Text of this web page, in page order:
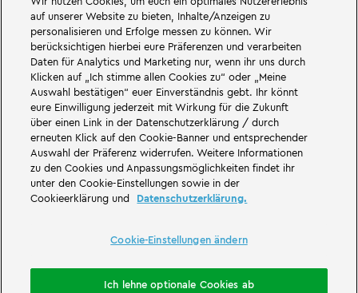
Großartiges erwartet euch in den Abenteuerwelten des Familien- und
Freizeitparks LEGOLAND Deutschland in Bayern. Erlebt spannende
Attraktionenund jede Menge LEGO® Spaß. LEGOLAND Deutschland Resort
ist einFreizeitparkfür Familien mit Kindern zwischen zwei und 12 Jahren.
Der LEGOLAND Park liegt bei Günzburg in Bayern. LEGOLAND Deutschland
ist einer der größten Freizeitparks in Bayern und einer der bekanntesten
und beliebtesten Freizeitparks in Deutschland. Der Themenpark bietet mit
68 Attraktionen und Achterbahnen ein einmaliges Erlebnis für Erwachsene
und Kinder. Neben dem Freizeitpark zählt auch ein Feriendorf mit
Pirateninsel Hotel, thematisierten Ferienhäusern, Ritterburgen, auf einem
LEGO, das LEGO Logo, die Konfigurationen des Steines und der Noppen,
auf unserer Website zu bieten, Inhalte/Anzeigen zu
personalisieren und Erfolge messen zu können. Wir
berücksichtigen hierbei eure Präferenzen und verarbeiten
Daten für Analytics und Marketing nur, wenn ihr uns durch
Klicken auf „Ich stimme allen Cookies zu“ oder „Meine
Auswahl bestätigen“ euer Einverständnis gebt. Ihr könnt
eure Einwilligung jederzeit mit Wirkung für die Zukunft
über einen Link in der Datenschutzerklärung / durch
erneuten Klick auf den Cookie-Banner und entsprechender
Auswahl der Präferenz widerrufen. Weitere Informationen
zu den Cookies und Anpassungsmöglichkeiten findet ihr
unter den Cookie-Einstellungen sowie in der
Cookieerklärung und
Datenschutzerklärung.
Cookie-Einstellungen ändern
Ich lehne optionale Cookies ab